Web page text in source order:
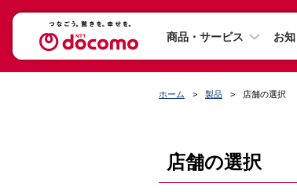
商品・サービス お
ホーム 製品 店舗の選択
店舗の選択